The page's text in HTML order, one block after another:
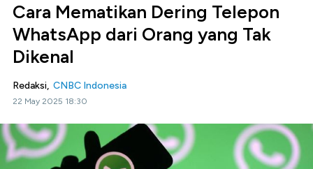
Cara Mematikan Dering Telepon
WhatsApp dari Orang yang Tak
Dikenal
Redaksi, CNBC Indonesia
22 May 2025 18:30